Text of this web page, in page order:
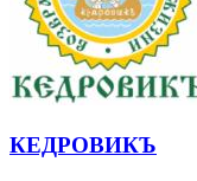
КЕДРОВИКЪ